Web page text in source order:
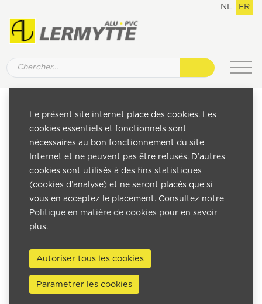
NL FR
Déclaration relative aux cookies
nous souhaitons vous informer sur les différents types de
cookies nous utilisons et quels cookies nos fournisseurs de
services utilisent et comment vous pouvez gérer et
bloquer les cookies.
Que sont les cookies ? Quels types de cookies existe-t-il ?
navigateur reçoit lorsque vous visitez un site Web, et qui
sont enregistrés pendant un certain temps. être stockées
sur votre ordinateur, tablette ou smartphone pendant une
Le présent site internet place des cookies. Les
cookies essentiels et fonctionnels sont
nécessaires au bon fonctionnement du site
Internet et ne peuvent pas être refusés. D’autres
cookies sont utilisés à des fins statistiques
(cookies d’analyse) et ne seront placés que si
vous en acceptez le placement. Consultez notre
Politique en matière de cookies pour en savoir
plus.
Autoriser tous les cookies
Parametrer les cookies